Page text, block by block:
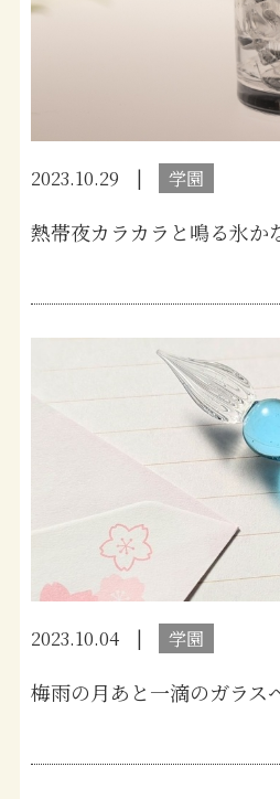
2023.10.29 学園
熱帯夜カラカラと鳴る氷
2023.10.04 学園
梅雨の月あと一滴のガラ